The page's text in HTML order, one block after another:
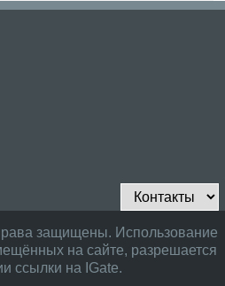
защищены. Использование
на сайте, разрешается
ссылки на IGate.